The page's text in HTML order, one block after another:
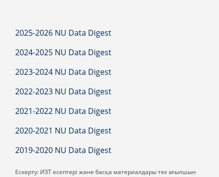
2025-2026 NU Data Digest
2024-2025 NU Data Digest
2023-2024 NU Data Digest
2022-2023 NU Data Digest
2021-2022 NU Data Digest
2020-2021 NU Data Digest
2019-2020 NU Data Digest
Ескерту: ИЗТ есептері және басқа материалдары тек ағылшын